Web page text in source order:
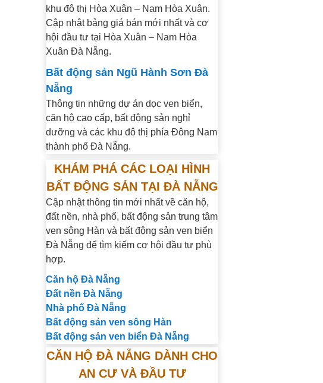
khu đô thị Hòa Xuân – Nam Hòa Xuân.
Cập nhật bảng giá bán mới nhất và cơ
hội đầu tư tại Hòa Xuân – Nam Hòa
Xuân Đà Nẵng.
Bất động sản Ngũ Hành Sơn Đà
Nẵng
Thông tin những dự án dọc ven biển,
căn hộ cao cấp, bất động sản nghỉ
dưỡng và các khu đô thị phía Đông Nam
thành phố Đà Nẵng.
KHÁM PHÁ CÁC LOẠI HÌNH
BẤT ĐỘNG SẢN TẠI ĐÀ NẴNG
Cập nhật thông tin mới nhất về căn hộ,
đất nền, nhà phố, bất động sản trung tâm
ven sông Hàn và bất động sản ven biển
Đà Nẵng để tìm kiếm cơ hội đầu tư phù
hợp.
Căn hộ Đà Nẵng
Đất nền Đà Nẵng
Nhà phố Đà Nẵng
Bất động sản ven sông Hàn
Bất động sản ven biển Đà Nẵng
CĂN HỘ ĐÀ NẴNG DÀNH CHO
AN CƯ VÀ ĐẦU TƯ